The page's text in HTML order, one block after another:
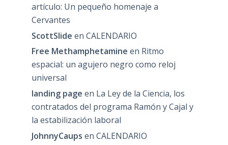
artículo: Un pequeño homenaje a
Cervantes
ScottSlide en CALENDARIO
Free Methamphetamine en Ritmo
espacial: un agujero negro como reloj
universal
landing page en La Ley de la Ciencia, los
contratados del programa Ramón y Cajal y
la estabilización laboral
JohnnyCaups en CALENDARIO